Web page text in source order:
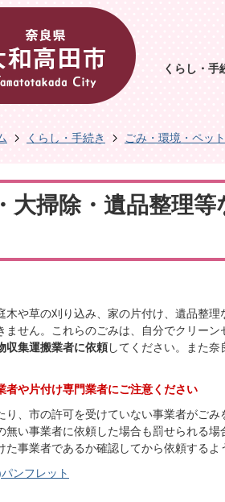
くらし・手
くらし・手続き ごみ・環境・ペット
大掃除・遺品整理
木や草の刈り込み、家の片付け、遺品整
ません。これらのごみは、自分でクリーン
収集運搬業者に依頼してください。また奈
者や片付け専門業者にご注意ください
り、市の許可を受けていない事業者がご
無い事業者に依頼した場合も罰せられる
た事業者であるか確認してから依頼するよ
ンフレット